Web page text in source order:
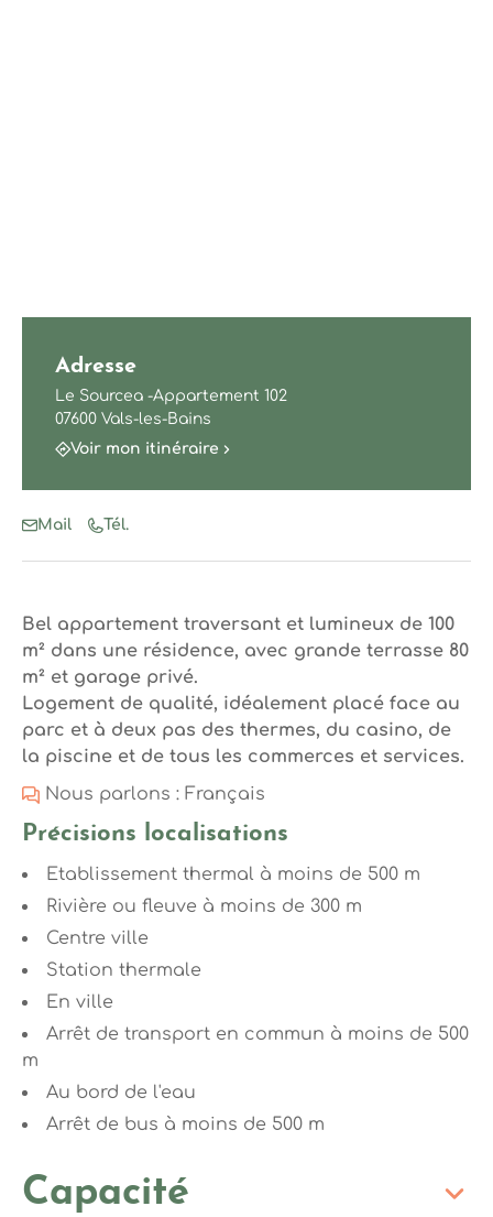
Bel appartement traversant et lumineux de 100
m² dans une résidence, avec grande terrasse 80
m² et garage privé.
Logement de qualité, idéalement placé face au
parc et à deux pas des thermes, du casino, de
la piscine et de tous les commerces et services.
Nous parlons : Français
Précisions localisations
Etablissement thermal à moins de 500 m
Rivière ou fleuve à moins de 300 m
Centre ville
Station thermale
En ville
Arrêt de transport en commun à moins de 500
m
Au bord de l'eau
Arrêt de bus à moins de 500 m
Capacité
Adresse
Le Sourcea -Appartement 102
07600 Vals-les-Bains
Voir mon itinéraire
Mail Tél.